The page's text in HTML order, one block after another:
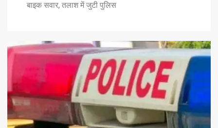
बाइक सवार, तलाश में जुटी पुलिस